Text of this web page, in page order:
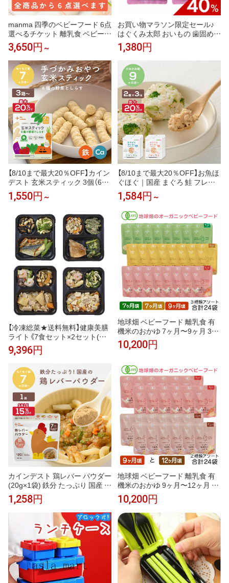
manma 四季のベビーフード 6点
選べるチケット 離乳食 ベビーフ
ード 福袋 はたけのみかた 5ヶ月
6ヶ月 7ヶ月 8ヶ月 9ヶ月 10ヶ月
11ヶ月 12ヶ月 おじや おかゆ お
かず 国産 レトルト マンマ 赤ち
ゃん セット パウチ まとめ買い
3,650円 ～
お買い物マラソン限定セール♪
はぐくみ太郎 おいもの 歯固め
おやつ はむはむおいも 3個セッ
ト 離乳食 ベビーフード かんこ
ろ おしゃぶり 9ヶ月ー スリー セ
ット
1,380円
【8/10まで最大20％OFF】カイン
デスト 玄米スティック 3個（6種
の野菜としらす）7ヶ月頃から │
アレルギー28品目不使用 おやつ
食 ベビーフード the kindest
1,550円 ～
【8/10まで最大20％OFF】お魚ほ
ぐほぐ｜国産 まぐろ 鮭 フレー
ク 離乳食 ベビーフード 骨取り
手間なし ほぐし身 パウチ 常温
保存 塩抜き・油抜き不要 選べる
6パウチ・3パウチ
1,584円 ～
【冷凍総菜★送料無料】健康美膳
ライト《7食セット×2セット(計1
4食セット)》武蔵野フーズ 介護
食 糖尿病食 冷凍食品 冷凍 弁当
整
9,396円
地球畑 ベビーフード 離乳食 有
機米のおかゆ 7ヶ月〜9ヶ月 3種
アソート24袋セット レトルトパ
ウチ オーガニック 無添加 有機
ヶ月
10,200円
カインデスト 鶏レバー パウダー
(20g×1袋) 鉄分 たっぷり 国産 │
親子で使える 乳児用規格適用食
品 離乳食 ベビーフード 中期 7ヶ
月 9ヶ月 鉄分 │ the kindest 鶏レ
バーパウダー
1,258円
地球畑 ベビーフード 離乳食 有
機米のおかゆ 9ヶ月〜12ヶ月 2
種 アソート24袋セット レトル
トパウチ オーガニック 無添加
有機野菜 防災 非常食 10ヶ月 11
ヶ月 1歳
10,200円